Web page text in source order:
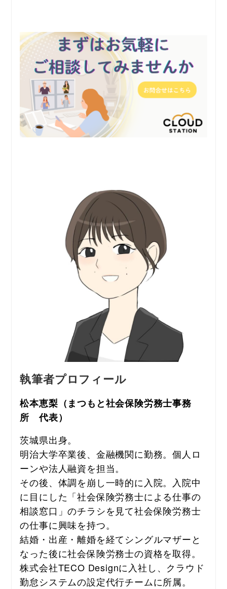
執筆者プロフィ ール
松本恵梨（まつもと社会保険労務士事務
所　代表）
茨城県出身。
明治大学卒業後、金融機関に勤務。個人ロ
ーンや法人融資を担当。
その後、体調を崩し一時的に入院。入院中
に目にした「社会保険労務士による仕事の
相談窓口」のチラシを見て社会保険労務士
の仕事に興味を持つ。
結婚・出産・離婚を経てシングルマザーと
なった後に社会保険労務士の資格を取得。
株式会社TECO Designに入社し、クラウド
勤怠システムの設定代行チームに所属。